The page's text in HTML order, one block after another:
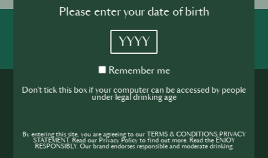
SHAREINSPIRE
Please enter your date of birth
YYYY
Remember
Remember me
Don't tick this box if your computer can be accessed by people
under legal drinking age
By entering this site, you are agreeing to our TERMS & CONDITIONS,PRIVACY
STATEMENT. Read our Privacy Policy to find out more. Read the ENJOY
RESPONSIBLY. Our brand endorses responsible and moderate drinking.